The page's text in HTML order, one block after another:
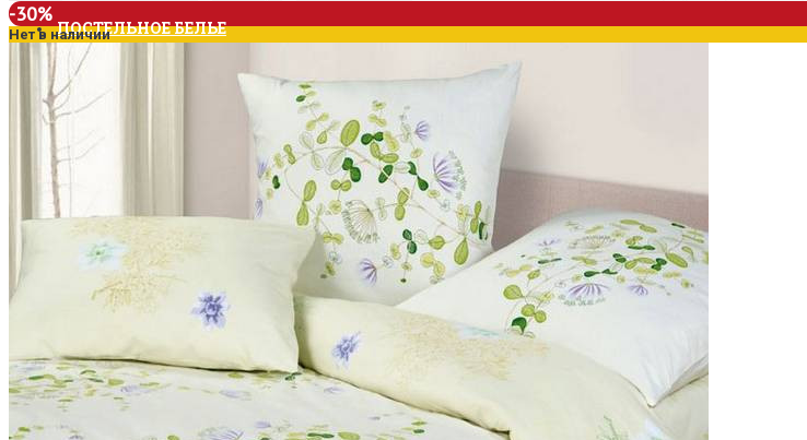
ПОСТЕЛЬНОЕ БЕЛЬЕ
КОЛЛЕКЦИИ
Ecotex Estetica
Ecotex Harmonica
Ecotex Monospace
РАЗМЕРЫ
1,5-спальное
2-спальное
Семейное
-30%
Нет в наличии